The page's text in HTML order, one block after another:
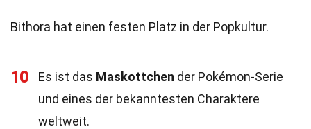
Bithora hat einen festen Platz in der Popkultur.
10 Es ist das Maskottchen der Pokémon-Serie
und eines der bekanntesten Charaktere
weltweit.